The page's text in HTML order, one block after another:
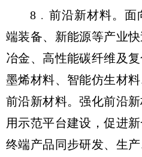
8﹒前沿新材料。面
端装备、新能源等产业
冶金、高性能碳纤维及
墨烯材料、智能仿生材
前沿新材料。强化前沿
用示范平台建设，促进
终端产品同步研发、生